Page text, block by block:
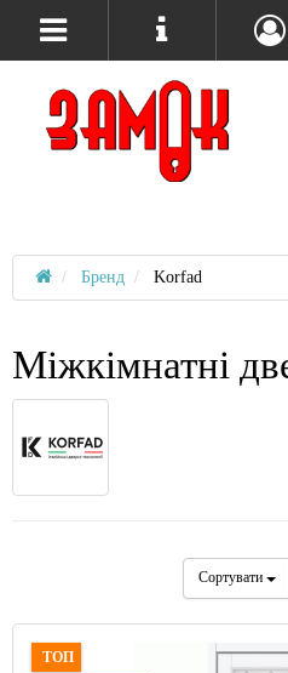
Бренд Korfad
Міжкімнатні
Сортувати
ТОП